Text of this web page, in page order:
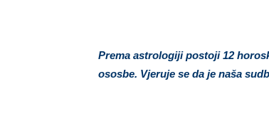
Prema astrologiji postoji 12
ososbe. Vjeruje se da je naša